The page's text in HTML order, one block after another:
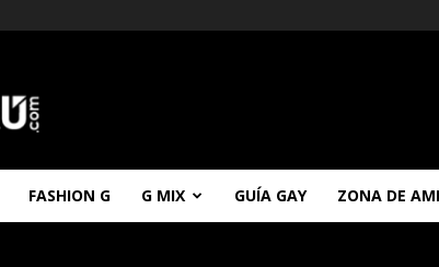
FASHION G G MIX GUÍA GAY ZONA DE